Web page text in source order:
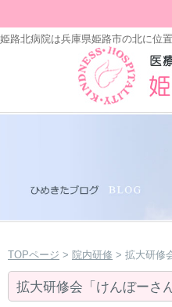
姫路北病院は兵庫県姫路市の北に位
TOPページ > 院内研修 > 拡大研修
拡大研修会「けんぼーさん